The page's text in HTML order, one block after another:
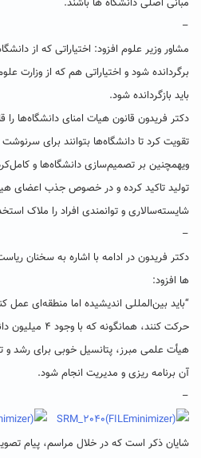
مبانی اصلی دانشگاه ها باشند.
–
مشاور وزیر علوم افزود: اختیاراتی که از
برگردانده شود و اختیاراتی هم که از وزارت
باید بازگردانده شود.
دکتر فریدون قانون هیات امنای دانشگاه‌ها را
تقویت کرد تا دانشگاه‌ها بتوانند برای
ویهمچنین بر تصمیم‌سازی دانشگاه‌ها و
تولید تاکید کرده و در خصوص جذب اعضای هیات
شایسته‌سالاری و توانمندی افراد را ملاک
–
دکتر فریدون در ادامه با اشاره به سخنان
ها افزود:
“باید بین‌المللی اندیشیده اما منطقه‌ای عمل
حرکت کنند،
هیأت علمی مبرز، پتانسیل خوبی برای رشد و
آن برنامه ریزی و مدیریت انجام شود.
–
شایان ذکر است که در خلال مراسم، پیام